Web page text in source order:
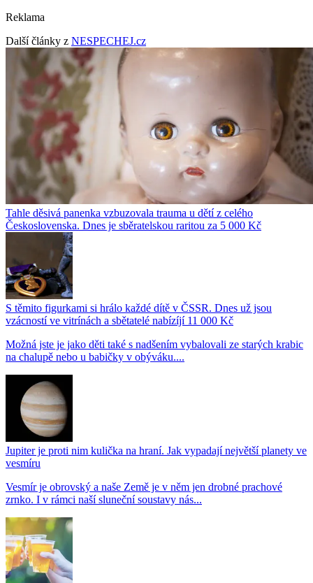
Reklama
Další články z NESPECHEJ.cz
Tahle děsivá panenka vzbuzovala trauma u dětí z celého
Československa. Dnes je sběratelskou raritou za 5 000 Kč
S těmito figurkami si hrálo každé dítě v ČSSR. Dnes už jsou
vzácností ve vitrínách a sbětatelé nabízíjí 11 000 Kč
Možná jste je jako děti také s nadšením vybalovali ze starých krabic
na chalupě nebo u babičky v obýváku....
Jupiter je proti nim kulička na hraní. Jak vypadají největší planety ve
vesmíru
Vesmír je obrovský a naše Země je v něm jen drobné prachové
zrnko. I v rámci naší sluneční soustavy nás...